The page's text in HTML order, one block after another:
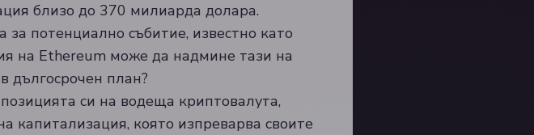
близо до 370 милиарда долара.
потенциално събитие, известно като
на Ethereum може да надмине тази на
дългосрочен план?
си на водеща криптовалута,
която изпреварва своите